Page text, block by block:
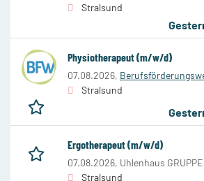
Stralsund
Physiotherapeut (m/w/d)
07.08.2026,
Stralsund
Ergotherapeut (m/w/d)
07.08.2026, Uhlenhaus GRUPPE
Stralsund